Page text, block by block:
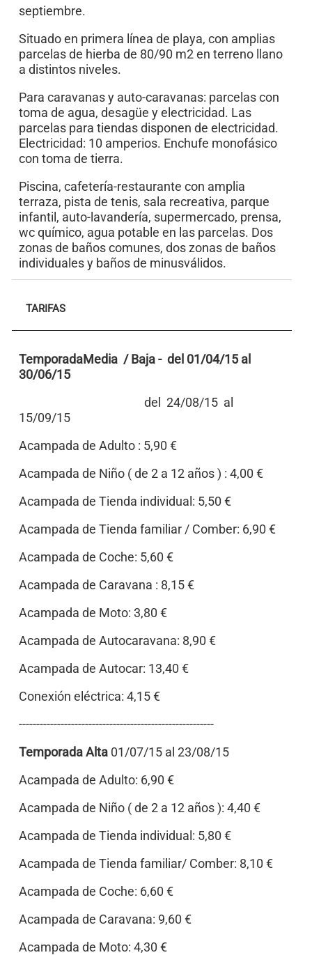
septiembre.
Situado en primera línea de playa, con amplias
parcelas de hierba de 80/90 m2 en terreno llano
a distintos niveles.
Para caravanas y auto-caravanas: parcelas con
toma de agua, desagüe y electricidad. Las
parcelas para tiendas disponen de electricidad.
Electricidad: 10 amperios. Enchufe monofásico
con toma de tierra.
Piscina, cafetería-restaurante con amplia
terraza, pista de tenis, sala recreativa, parque
infantil, auto-lavandería, supermercado, prensa,
wc químico, agua potable en las parcelas. Dos
zonas de baños comunes, dos zonas de baños
individuales y baños de minusválidos.
TARIFAS
TemporadaMedia / Baja - del 01/04/15 al
30/06/15
del 24/08/15 al
15/09/15
Acampada de Adulto : 5,90 €
Acampada de Niño ( de 2 a 12 años ) : 4,00 €
Acampada de Tienda individual: 5,50 €
Acampada de Tienda familiar / Comber: 6,90 €
Acampada de Coche: 5,60 €
Acampada de Caravana : 8,15 €
Acampada de Moto: 3,80 €
Acampada de Autocaravana: 8,90 €
Acampada de Autocar: 13,40 €
Conexión eléctrica: 4,15 €
--------------------------------------------------------
Temporada Alta 01/07/15 al 23/08/15
Acampada de Adulto: 6,90 €
Acampada de Niño ( de 2 a 12 años ): 4,40 €
Acampada de Tienda individual: 5,80 €
Acampada de Tienda familiar/ Comber: 8,10 €
Acampada de Coche: 6,60 €
Acampada de Caravana: 9,60 €
Acampada de Moto: 4,30 €